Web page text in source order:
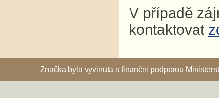
V případě
kontaktovat
Značka byla vyvinuta s finanční podporou